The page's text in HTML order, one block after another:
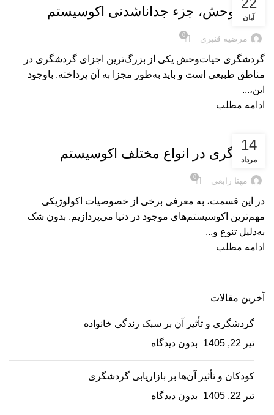
آبان
حیات‌وحش، جزء جداناشدنی اکوسیستم
مرضیه قنبری 0
گردشگری حیات‌وحش یکی از بزرگ‌ترین اجزای گردشگری در
مناطق طبیعی است و باید به‌طور مجزا به آن پرداخته. باوجود
این،...
ادامه مطلب
14
مرداد
گردشگری در انواع مختلف اکوسیستم
مهتا رابعی 0
در این قسمت، به معرفی برخی از خصوصیات اکولوژیکی
مهم‌ترین اکوسیستم‌های موجود در دنیا می‌پردازیم. بدون شک
به‌دلیل تنوع و...
ادامه مطلب
آخرین مقالات
گردشگری و تأثیر آن بر سبک زندگی خانواده
تیر 22, 1405
بدون دیدگاه
کودکان و تأثیر آن‌ها بر بازاریابی گردشگری
تیر 22, 1405
بدون دیدگاه